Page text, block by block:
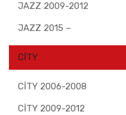
JAZZ 2009-2012
JAZZ 2015 –
CİTY
CİTY 2006-2008
CİTY 2009-2012